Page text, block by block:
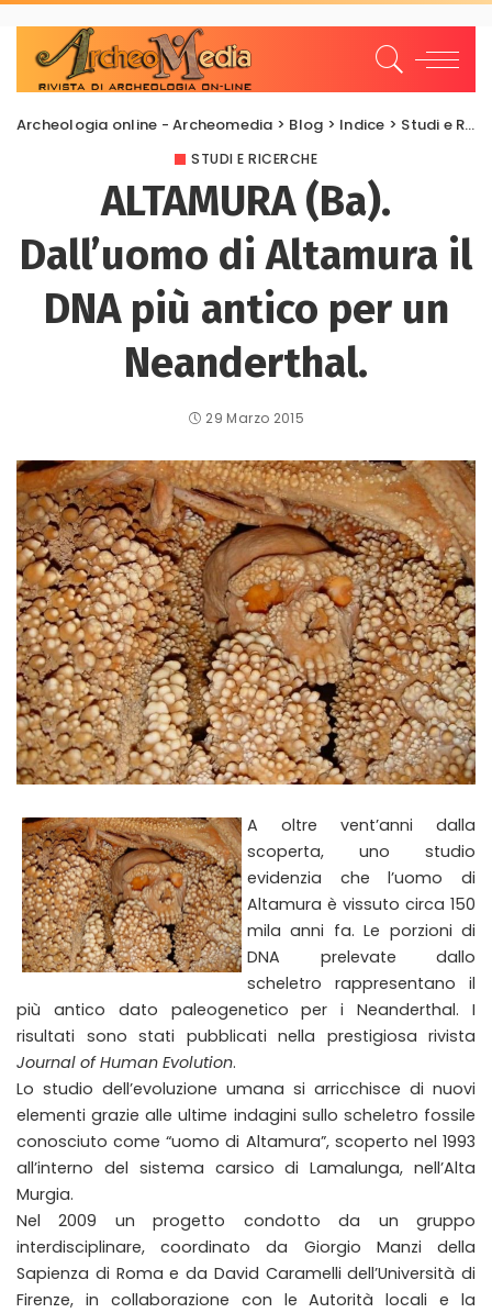
Archeologia online - Archeomedia > Blog > Indice > Studi e Ricerche
STUDI E RICERCHE
ALTAMURA (Ba).
Dall’uomo di Altamura il
DNA più antico per un
Neanderthal.
29 Marzo 2015
A oltre vent’anni dalla
scoperta, uno studio
evidenzia che l’uomo di
Altamura è vissuto circa 150
mila anni fa. Le porzioni di
DNA prelevate dallo
scheletro rappresentano il
più antico dato paleogenetico per i Neanderthal. I
risultati sono stati pubblicati nella prestigiosa rivista
Journal of Human Evolution.
Lo studio dell’evoluzione umana si arricchisce di nuovi
elementi grazie alle ultime indagini sullo scheletro fossile
conosciuto come “uomo di Altamura”, scoperto nel 1993
all’interno del sistema carsico di Lamalunga, nell’Alta
Murgia.
Nel 2009 un progetto condotto da un gruppo
interdisciplinare, coordinato da Giorgio Manzi della
Sapienza di Roma e da David Caramelli dell’Università di
Firenze, in collaborazione con le Autorità locali e la